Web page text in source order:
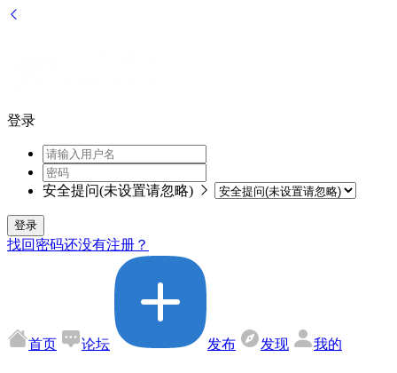
登录
安全提问(未设置请忽略)
登录
找回密码还没有注册？
首页 论坛 发布 发现 我的